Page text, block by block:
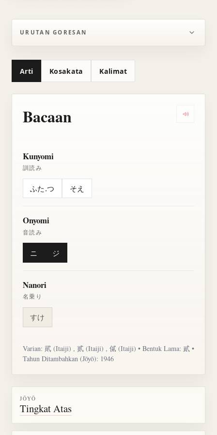
URUTAN GORESAN
Arti Kosakata Kalimat
Bacaan
Kunyomi
訓読み
ふた.つ そえ
Onyomi
音読み
ニ ジ
Nanori
名乗り
すけ
Varian: 貮(Itaiji) , 贰 (Itaiji) , 㒃 (Itaiji) • Bentuk Lama: 貳 •
Tahun Ditambahkan (Jōyō): 1946
JŌYŌ
Tingkat Atas